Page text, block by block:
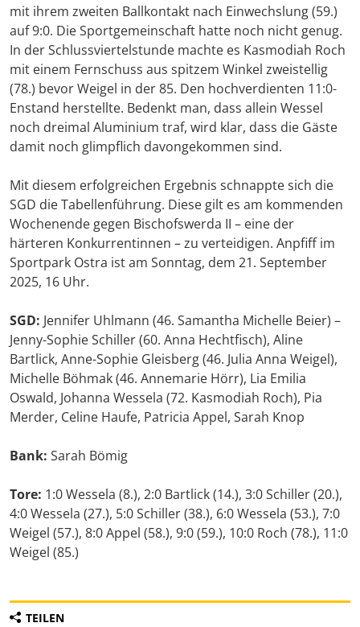
mit ihrem zweiten Ballkontakt nach Einwechslung (59.)
auf 9:0. Die Sportgemeinschaft hatte noch nicht genug.
In der Schlussviertelstunde machte es Kasmodiah Roch
mit einem Fernschuss aus spitzem Winkel zweistellig
(78.) bevor Weigel in der 85. Den hochverdienten 11:0-
Enstand herstellte. Bedenkt man, dass allein Wessel
noch dreimal Aluminium traf, wird klar, dass die Gäste
damit noch glimpflich davongekommen sind.
Mit diesem erfolgreichen Ergebnis schnappte sich die
SGD die Tabellenführung. Diese gilt es am kommenden
Wochenende gegen Bischofswerda II – eine der
härteren Konkurrentinnen – zu verteidigen. Anpfiff im
Sportpark Ostra ist am Sonntag, dem 21. September
2025, 16 Uhr.
SGD: Jennifer Uhlmann (46. Samantha Michelle Beier) –
Jenny-Sophie Schiller (60. Anna Hechtfisch), Aline
Bartlick, Anne-Sophie Gleisberg (46. Julia Anna Weigel),
Michelle Böhmak (46. Annemarie Hörr), Lia Emilia
Oswald, Johanna Wessela (72. Kasmodiah Roch), Pia
Merder, Celine Haufe, Patricia Appel, Sarah Knop
Bank: Sarah Bömig
Tore: 1:0 Wessela (8.), 2:0 Bartlick (14.), 3:0 Schiller (20.),
4:0 Wessela (27.), 5:0 Schiller (38.), 6:0 Wessela (53.), 7:0
Weigel (57.), 8:0 Appel (58.), 9:0 (59.), 10:0 Roch (78.), 11:0
Weigel (85.)
TEILEN